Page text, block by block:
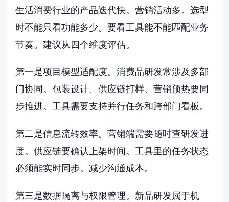
生活消费行业的产品迭代快。营销活动多。选型
时不能只看功能多少。要看工具能不能匹配业务
节奏。建议从四个维度评估。
第一是项目模型适配度。消费品研发常涉及多部
门协同。包装设计、供应链打样、营销预热要同
步推进。工具需要支持并行任务和跨部门看板。
第二是信息流转效率。营销端需要随时查研发进
度。供应链要确认上架时间。工具里的任务状态
必须能实时同步。减少沟通成本。
第三是数据隔离与权限管理。新品研发属于机